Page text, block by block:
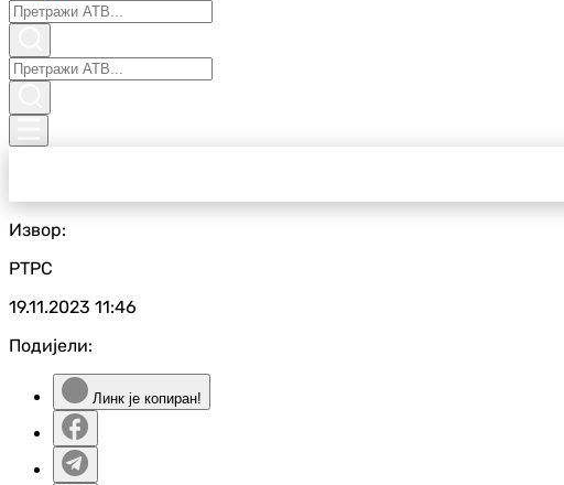
Извор:
РТРС
19.11.2023 11:46
Подијели:
Линк је копиран!